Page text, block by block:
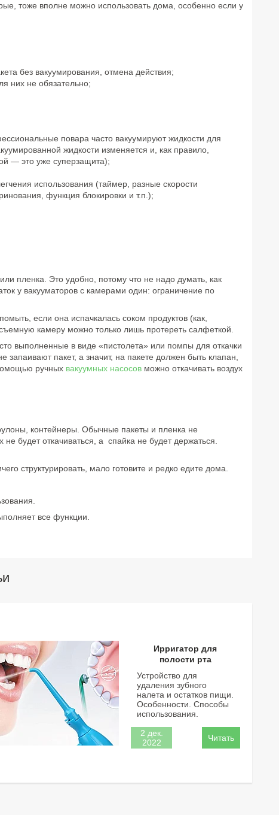
тоже вполне можно использовать дома, особенно если у
без вакуумирования, отмена действия;
них не обязательно;
повара часто вакуумируют жидкости для
жидкости изменяется и, как правило,
— это уже суперзащита);
использования (таймер, разные скорости
функция блокировки и т.п.);
пленка. Это удобно, потому что не надо думать, как
у вакууматоров с камерами один: ограничение по
если она испачкалась соком продуктов (как,
камеру можно только лишь протереть салфеткой.
выполненные в виде «пистолета» или помпы для откачки
пакет, а значит, на пакете должен быть клапан,
ручных вакуумных насосов можно откачивать воздух
контейнеры. Обычные пакеты и пленка не
будет откачиваться, а спайка не будет держаться.
структурировать, мало готовите и редко едите дома.
все функции.
Ирригатор для
полости рта
Устройство для
удаления зубного
налета и остатков пищи.
Особенности. Способы
использования.
2 дек.
2022